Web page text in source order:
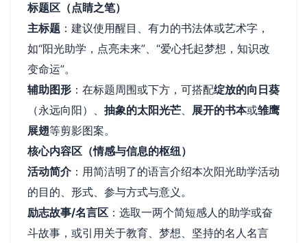
标题区（点睛之笔）
主标题 ：建议使用醒目、有力的书法体或艺术字，
如“阳光助学，点亮未来”、“爱心托起梦想，知识改
变命运”。
辅助图形 ：在标题周围或下方，可搭配绽放的向日葵
（永远向阳）、 抽象的太阳光芒、 展开的书本或雏鹰
展翅等剪影图案。
核心内容区（情感与信息的枢纽）
活动简介：用简洁明了的语言介绍本次阳光助学活动
的目的、形式、参与方式与意义。
励志故事/名言区 ：选取一两个简短感人的助学或奋
斗故事，或引用关于教育、梦想、坚持的名人名言